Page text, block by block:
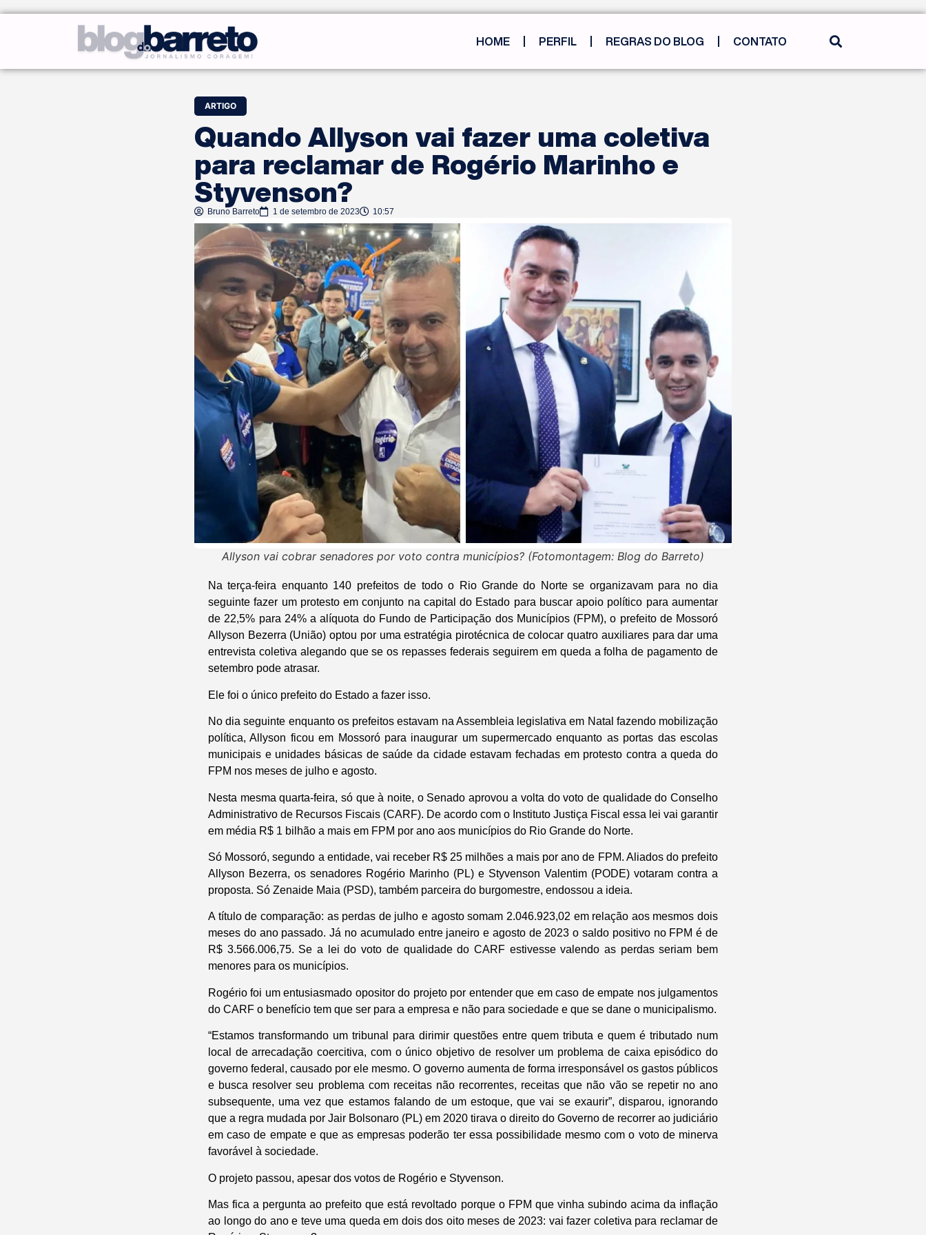
HOME PERFIL REGRAS DO BLOG CONTATO
ARTIGO
Quando Allyson vai fazer uma coletiva
para reclamar de Rogério Marinho e
Styvenson?
Bruno Barreto 1 de setembro de 2023 10:57
Allyson vai cobrar senadores por voto contra municípios? (Fotomontagem: Blog do Barreto)
Na terça-feira enquanto 140 prefeitos de todo o Rio Grande do Norte se organizavam para no dia
seguinte fazer um protesto em conjunto na capital do Estado para buscar apoio político para aumentar
de 22,5% para 24% a alíquota do Fundo de Participação dos Municípios (FPM), o prefeito de Mossoró
Allyson Bezerra (União) optou por uma estratégia pirotécnica de colocar quatro auxiliares para dar uma
entrevista coletiva alegando que se os repasses federais seguirem em queda a folha de pagamento de
setembro pode atrasar.
Ele foi o único prefeito do Estado a fazer isso.
No dia seguinte enquanto os prefeitos estavam na Assembleia legislativa em Natal fazendo mobilização
política, Allyson ficou em Mossoró para inaugurar um supermercado enquanto as portas das escolas
municipais e unidades básicas de saúde da cidade estavam fechadas em protesto contra a queda do
FPM nos meses de julho e agosto.
Nesta mesma quarta-feira, só que à noite, o Senado aprovou a volta do voto de qualidade do Conselho
Administrativo de Recursos Fiscais (CARF). De acordo com o Instituto Justiça Fiscal essa lei vai garantir
em média R$ 1 bilhão a mais em FPM por ano aos municípios do Rio Grande do Norte.
Só Mossoró, segundo a entidade, vai receber R$ 25 milhões a mais por ano de FPM. Aliados do prefeito
Allyson Bezerra, os senadores Rogério Marinho (PL) e Styvenson Valentim (PODE) votaram contra a
proposta. Só Zenaide Maia (PSD), também parceira do burgomestre, endossou a ideia.
A título de comparação: as perdas de julho e agosto somam 2.046.923,02 em relação aos mesmos dois
meses do ano passado. Já no acumulado entre janeiro e agosto de 2023 o saldo positivo no FPM é de
R$ 3.566.006,75. Se a lei do voto de qualidade do CARF estivesse valendo as perdas seriam bem
menores para os municípios.
Rogério foi um entusiasmado opositor do projeto por entender que em caso de empate nos julgamentos
do CARF o benefício tem que ser para a empresa e não para sociedade e que se dane o municipalismo.
“Estamos transformando um tribunal para dirimir questões entre quem tributa e quem é tributado num
local de arrecadação coercitiva, com o único objetivo de resolver um problema de caixa episódico do
governo federal, causado por ele mesmo. O governo aumenta de forma irresponsável os gastos públicos
e busca resolver seu problema com receitas não recorrentes, receitas que não vão se repetir no ano
subsequente, uma vez que estamos falando de um estoque, que vai se exaurir”, disparou, ignorando
que a regra mudada por Jair Bolsonaro (PL) em 2020 tirava o direito do Governo de recorrer ao judiciário
em caso de empate e que as empresas poderão ter essa possibilidade mesmo com o voto de minerva
favorável à sociedade.
O projeto passou, apesar dos votos de Rogério e Styvenson.
Mas fica a pergunta ao prefeito que está revoltado porque o FPM que vinha subindo acima da inflação
ao longo do ano e teve uma queda em dois dos oito meses de 2023: vai fazer coletiva para reclamar de